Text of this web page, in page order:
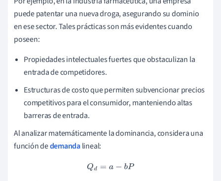
puede patentar una nueva droga, asegurando su dominio
en ese sector. Tales prácticas son más evidentes cuando
poseen:
Propiedades intelectuales fuertes que obstaculizan la
entrada de competidores.
Estructuras de costo que permiten subvencionar precios
competitivos para el consumidor, manteniendo altas
barreras de entrada.
Al analizar matemáticamente la dominancia, considera una
función dedemandalineal:
Qd=a−bP